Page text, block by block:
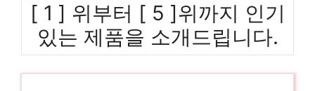
[ 1 ] 위부터 [ 5 ]위까지 인기
있는 제품을 소개드립니다.